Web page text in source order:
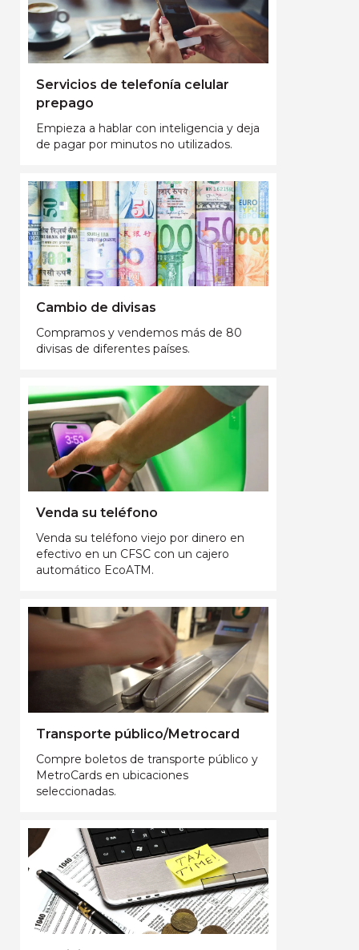
Servicios de telefonía celular
prepago
Empieza a hablar con inteligencia y deja
de pagar por minutos no utilizados.
Cambio de divisas
Compramos y vendemos más de 80
divisas de diferentes países.
Venda su teléfono
Venda su teléfono viejo por dinero en
efectivo en un CFSC con un cajero
automático EcoATM.
Transporte público/Metrocard
Compre boletos de transporte público y
MetroCards en ubicaciones
seleccionadas.